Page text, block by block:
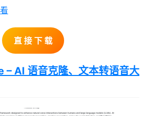
直 接 下 载
– AI 语音克隆、文本转语音大